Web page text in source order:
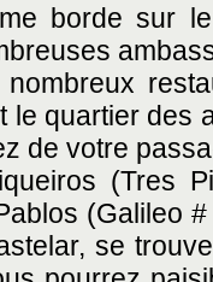
borde sur
le quartier des
de votre
(Tres
(Galileo
se